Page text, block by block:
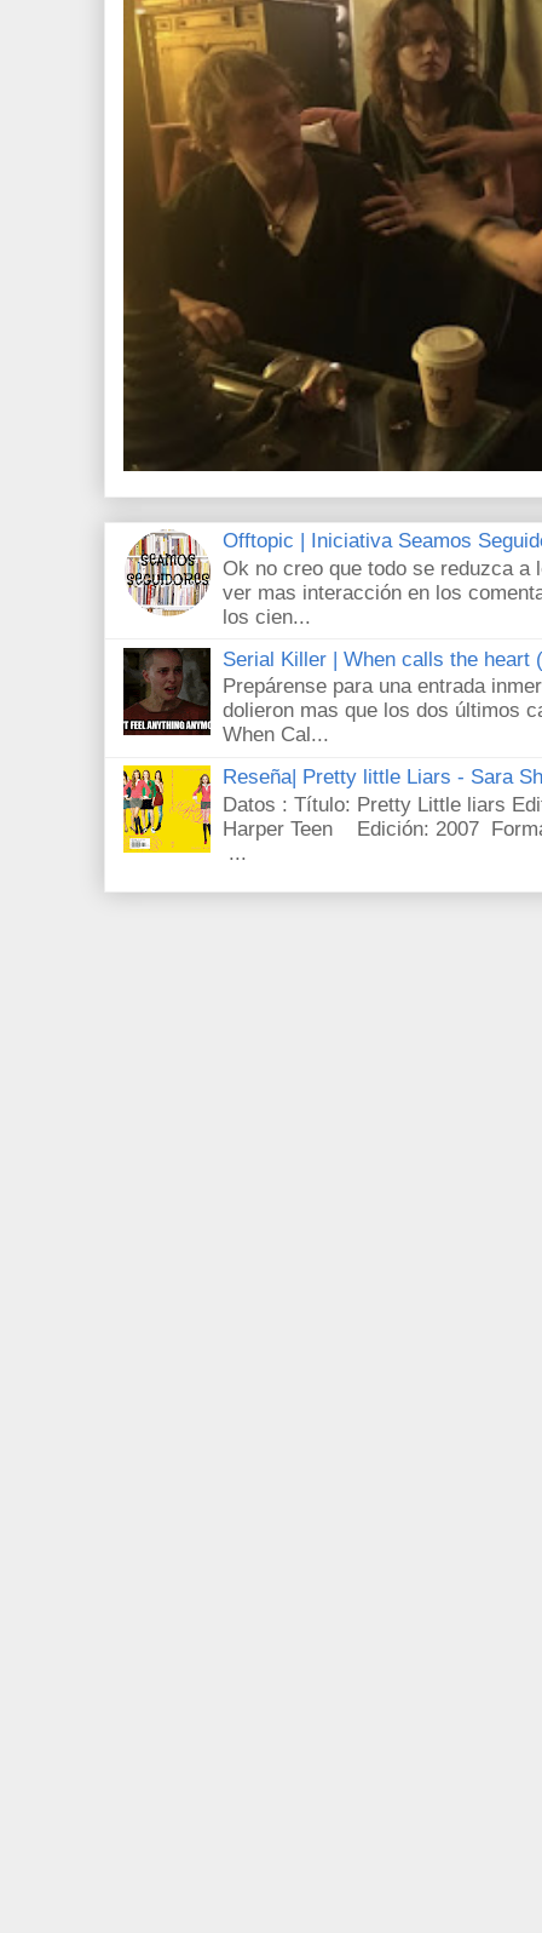
Offtopic | Iniciativa Seamos
Ok no creo que todo se reduzca a
ver mas interacción en los
los cien...
Serial Killer | When calls the heart
Prepárense para una entrada
dolieron mas que los dos últimos
When Cal...
Reseña| Pretty little Liars - Sara
Datos : Título: Pretty Little liars
Harper Teen Edición: 2007
...